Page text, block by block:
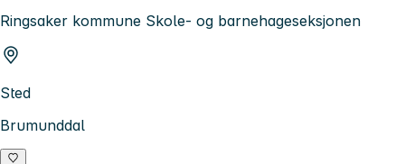
Ringsaker kommune Skole- og barnehageseksjonen
Sted
Brumunddal